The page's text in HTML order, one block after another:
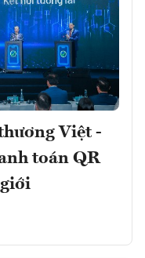
Việt -
toán QR